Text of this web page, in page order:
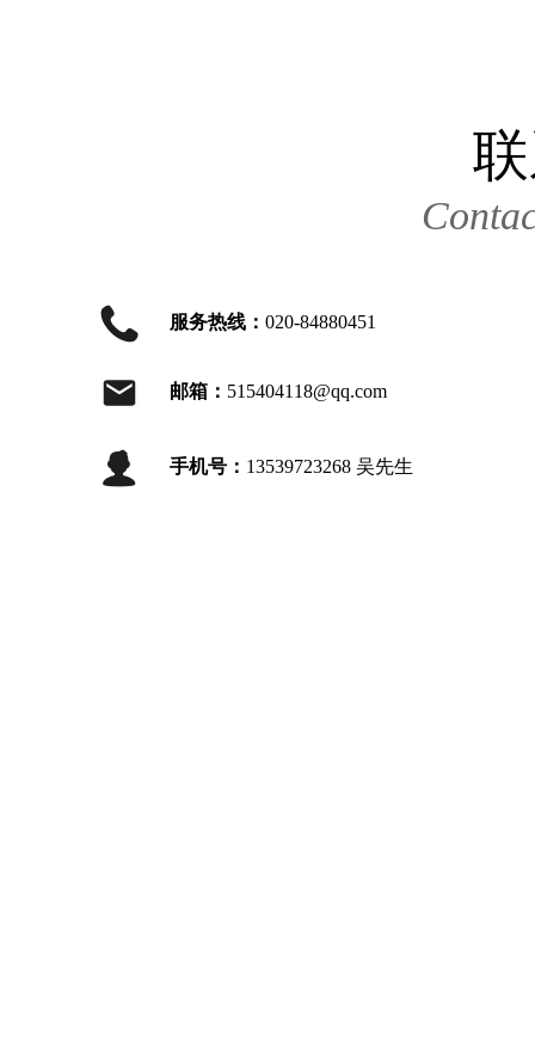
服务热线： 020-84880451
邮箱： 515404118@qq.com
手机号： 13539723268 吴先生